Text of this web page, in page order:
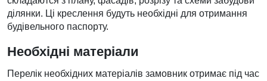
ділянки. Ці креслення будуть необхідні для отримання
будівельного паспорту.
Необхідні матеріали
Перелік необхідних матеріалів замовник отримає під час